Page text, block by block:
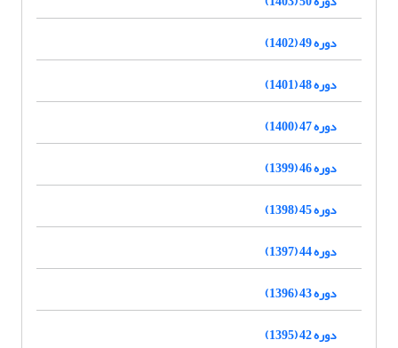
دوره 49 (1402)
دوره 48 (1401)
دوره 47 (1400)
دوره 46 (1399)
دوره 45 (1398)
دوره 44 (1397)
دوره 43 (1396)
دوره 42 (1395)